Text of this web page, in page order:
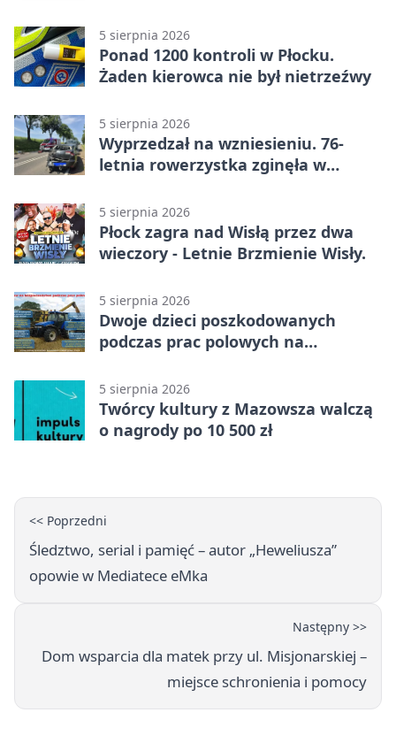
5 sierpnia 2026
Ponad 1200 kontroli w Płocku.
Żaden kierowca nie był nietrzeźwy
5 sierpnia 2026
Wyprzedzał na wzniesieniu. 76-
letnia rowerzystka zginęła w
5 sierpnia 2026
Płock zagra nad Wisłą przez dwa
wieczory - Letnie Brzmienie Wisły.
5 sierpnia 2026
Dwoje dzieci poszkodowanych
podczas prac polowych na
5 sierpnia 2026
Twórcy kultury z Mazowsza walczą
o nagrody po 10 500 zł
<< Poprzedni
Śledztwo, serial i pamięć – autor „Heweliusza”
opowie w Mediatece eMka
Następny >>
Dom wsparcia dla matek przy ul. Misjonarskiej –
miejsce schronienia i pomocy